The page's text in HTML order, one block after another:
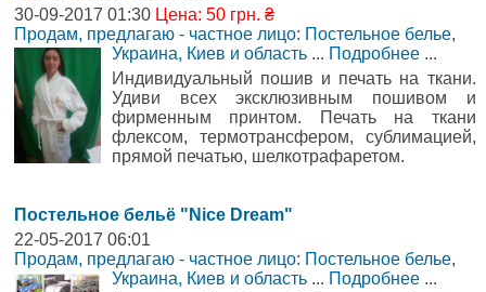
30-09-2017 01:30 Цена: 50 грн. ₴
Продам, предлагаю - частное лицо: Постельное белье,
Украина, Киев и область ... Подробнее ...
Индивидуальный пошив и печать на ткани.
Удиви всех эксклюзивным пошивом и
фирменным принтом. Печать на ткани
флексом, термотрансфером, сублимацией,
прямой печатью, шелкотрафаретом.
Постельное бельё "Nice Dream"
22-05-2017 06:01
Продам, предлагаю - частное лицо: Постельное белье,
Украина, Киев и область ... Подробнее ...